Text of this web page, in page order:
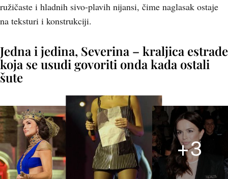
ružičaste i hladnih sivo-plavih nijansi, čime naglasak ostaje
na teksturi i konstrukciji.
Jedna i jedina, Severina – kraljica estrade
koja se usudi govoriti onda kada ostali
šute
+3